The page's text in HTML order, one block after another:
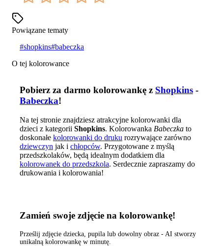
Powiązane tematy
#shopkins#babeczka
O tej kolorowance
Pobierz za darmo kolorowankę z Shopkins -
Babeczka!
Na tej stronie znajdziesz atrakcyjne kolorowanki dla
dzieci z kategorii Shopkins. Kolorowanka Babeczka to
doskonałe kolorowanki do druku rozrywające zarówno
dziewczyn jak i chłopców. Przygotowane z myślą
przedszkolaków, będą idealnym dodatkiem dla
kolorowanek do przedszkola. Serdecznie zapraszamy do
drukowania i kolorowania!
Zamień swoje zdjęcie na kolorowankę!
Prześlij zdjęcie dziecka, pupila lub dowolny obraz - AI stworzy
unikalną kolorowankę w minutę.